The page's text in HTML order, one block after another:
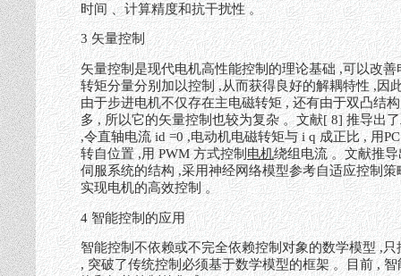
时间 、计算精度和抗干扰性 。
3 矢量控制
矢量控制是现代电机高性能控制的理论基础 ,可以改
转矩分量分别加以控制 ,从而获得良好的解耦特性 ,因
由于步进电机不仅存在主电磁转矩 , 还有由于双凸结
多 , 所以它的矢量控制也较为复杂 。文献[ 8] 推导出
,令直轴电流 id =0 ,电动机电磁转矩与 i q 成正比 , 用
转自位置 ,用 PWM 方式控制电机绕组电流 。文献推
伺服系统的结构 ,采用神经网络模型参考自适应控制
实现电机的高效控制 。
4 智能控制的应用
智能控制不依赖或不完全依赖控制对象的数学模型 ,
, 突破了传统控制必须基于数学模型的框架 。目前 ,